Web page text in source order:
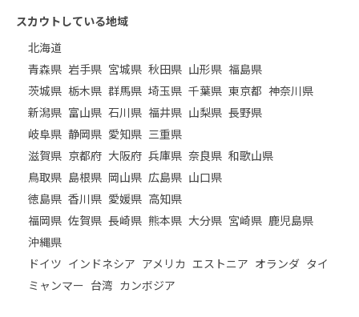
スカウトしている地域
北海道
青森県 岩手県 宮城県 秋田県 山形県 福島県
茨城県 栃木県 群馬県 埼玉県 千葉県 東京都 神奈川県
新潟県 富山県 石川県 福井県 山梨県 長野県
岐阜県 静岡県 愛知県 三重県
滋賀県 京都府 大阪府 兵庫県 奈良県 和歌山県
鳥取県 島根県 岡山県 広島県 山口県
徳島県 香川県 愛媛県 高知県
福岡県 佐賀県 長崎県 熊本県 大分県 宮崎県 鹿児島県
沖縄県
ドイツ インドネシア アメリカ エストニア オランダ タイ
ミャンマー 台湾 カンボジア